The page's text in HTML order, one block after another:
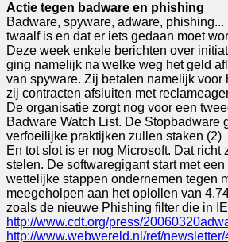
Actie tegen badware en phishing
Badware, spyware, adware,
twaalf is en dat er iets gedaan moet
Deze week enkele berichten over
ging namelijk na welke weg het geld
van spyware. Zij betalen namelijk
zij contracten afsluiten met
De organisatie zorgt nog voor een
Badware Watch List. De
verfoeilijke praktijken zullen staken (2)
En tot slot is er nog Microsoft. Dat
stelen. De softwaregigant start met
wettelijke stappen ondernemen tegen
meegeholpen aan het oplollen van
zoals de nieuwe Phishing filter die in
http://www.cdt.org/press/
http://www.webwereld.nl/ref/